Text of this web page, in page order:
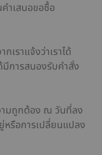
ำเสนอขอซื้อ
เราแจ้งว่าเราได้
มีการสนองรับคำสั่ง
มถูกต้อง ณ วันที่ลง
รือการเปลี่ยนแปลง